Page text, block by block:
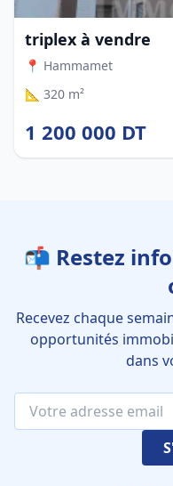
triplex à vendre
📍 Hammamet
📐 320 m²
1 200 000 DT
📬 Restez
Recevez chaque
opportunités
dans